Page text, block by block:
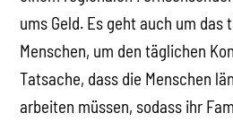
ums Geld. Es geht auch um das
Menschen, um den täglichen
Tatsache, dass die Menschen
arbeiten müssen, sodass ihr